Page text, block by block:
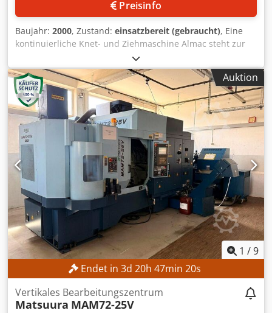
Preisinfo
Baujahr: 2000, Zustand: einsatzbereit (gebraucht), Eine
kontinuierliche Knet- und Ziehmaschine Almac steht zur
Verfügung. Leistung: 6kW, Produktionsleistung: ca.
1000kg/h, Maschinendimensionen X/Y/Z: ca.
3900mm/950mm/2500mm. Dokumentation vorhanden.
Eine Besichtigung vor Ort ist möglich. Dcodpfsypr Sisx Ab
Rjk
Auktion
1 /9
Endet in 3d 20h 47min 18s
Vertikales Bearbeitungszentrum
Matsuura MAM72-25V